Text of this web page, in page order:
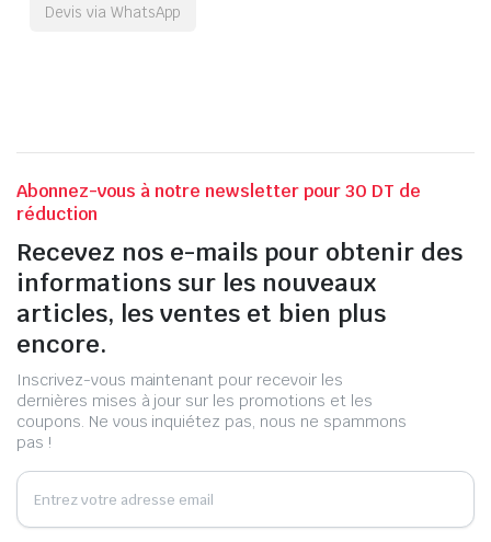
Devis via WhatsApp
Abonnez-vous à notre newsletter pour 30 DT de
réduction
Recevez nos e-mails pour obtenir des
informations sur les nouveaux
articles, les ventes et bien plus
encore.
Inscrivez-vous maintenant pour recevoir les
dernières mises à jour sur les promotions et les
coupons. Ne vous inquiétez pas, nous ne spammons
pas !